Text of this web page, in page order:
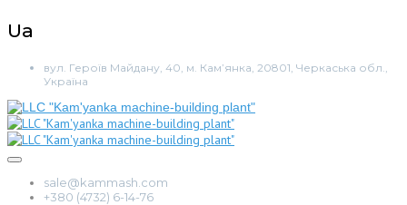
Ua
вул. Героїв Майдану, 40, м. Кам’янка, 20801, Черкаська обл.,
Україна
sale@kammash.com
+380 (4732) 6-14-76